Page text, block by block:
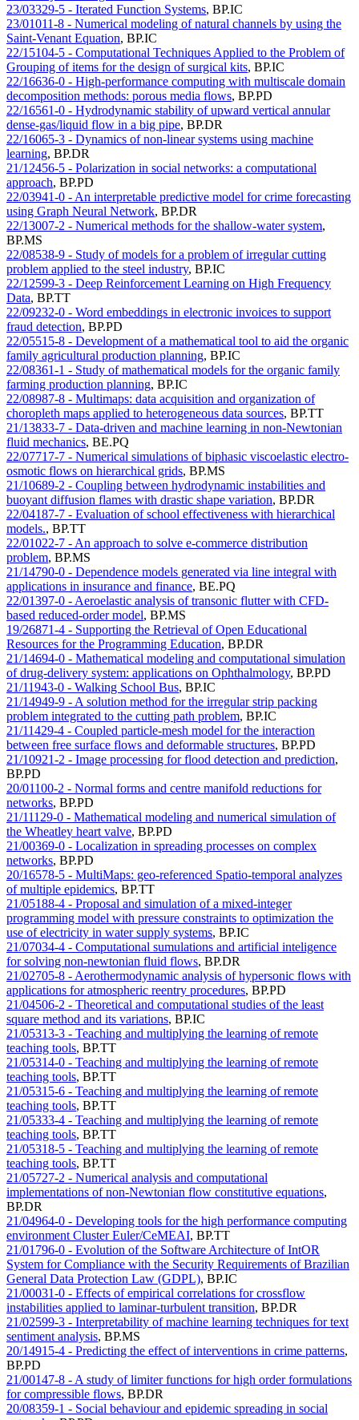
23/03329-5 - Iterated Function Systems, BP.IC
23/01011-8 - Numerical modeling of natural channels by using the
Saint-Venant Equation, BP.IC
22/15104-5 - Computational Techniques Applied to the Problem of
Grouping of items for the design of surgical kits, BP.IC
22/16636-0 - High-performance computing with multiscale domain
decomposition methods: porous media flows, BP.PD
22/16561-0 - Hydrodynamic stability of upward vertical annular
dense-gas/liquid flow in a big pipe, BP.DR
22/16065-3 - Dynamics of non-linear systems using machine
learning, BP.DR
21/12456-5 - Polarization in social networks: a computational
approach, BP.PD
22/03941-0 - An interpretable predictive model for crime forecasting
using Graph Neural Network, BP.DR
22/13007-2 - Numerical methods for the shallow-water system,
BP.MS
22/08538-9 - Study of models for a problem of irregular cutting
problem applied to the steel industry, BP.IC
22/12599-3 - Deep Reinforcement Learning on High Frequency
Data, BP.TT
22/09232-0 - Word embeddings in electronic invoices to support
fraud detection, BP.PD
22/05515-8 - Development of a mathematical tool to aid the organic
family agricultural production planning, BP.IC
22/08361-1 - Study of mathematical models for the organic family
farming production planning, BP.IC
22/08987-8 - Multimaps: data acquisition and organization of
choropleth maps applied to heterogeneous data sources, BP.TT
21/13833-7 - Data-driven and machine learning in non-Newtonian
fluid mechanics, BE.PQ
22/07717-7 - Numerical simulations of biphasic viscoelastic electro-
osmotic flows on hierarchical grids, BP.MS
21/10689-2 - Coupling between hydrodynamic instabilities and
buoyant diffusion flames with drastic shape variation, BP.DR
22/04187-7 - Evaluation of school effectiveness with hierarchical
models., BP.TT
22/01022-7 - An approach to solve e-commerce distribution
problem, BP.MS
21/14790-0 - Dependence models generated via line integral with
applications in insurance and finance, BE.PQ
22/01397-0 - Aeroelastic analysis of transonic flutter with CFD-
based reduced-order model, BP.MS
19/26871-4 - Supporting the Retrieval of Open Educational
Resources for the Programming Education, BP.DR
21/14694-0 - Mathematical modeling and computational simulation
of drug-delivery system: applications on Ophthalmology, BP.PD
21/11943-0 - Walking School Bus, BP.IC
21/14949-9 - A solution method for the irregular strip packing
problem integrated to the cutting path problem, BP.IC
21/11429-4 - Coupled particle-mesh model for the interaction
between free surface flows and deformable structures, BP.PD
21/10921-2 - Image processing for flood detection and prediction,
BP.PD
20/01100-2 - Normal forms and centre manifold reductions for
networks, BP.PD
21/11129-0 - Mathematical modeling and numerical simulation of
the Wheatley heart valve, BP.PD
21/00369-0 - Localization in spreading processes on complex
networks, BP.PD
20/16578-5 - MultiMaps: geo-referenced Spatio-temporal analyzes
of multiple epidemics, BP.TT
21/05188-4 - Proposal and simulation of a mixed-integer
programming model with pressure constraints to optimization the
use of electricity in water supply systems, BP.IC
21/07034-4 - Computational sumulations and artificial inteligence
for solving non-newtonian fluid flows, BP.DR
21/02705-8 - Aerothermodynamic analysis of hypersonic flows with
applications for atmospheric reentry procedures, BP.PD
21/04506-2 - Theoretical and computational studies of the least
square method and its variations, BP.IC
21/05313-3 - Teaching and multiplying the learning of remote
teaching tools, BP.TT
21/05314-0 - Teaching and multiplying the learning of remote
teaching tools, BP.TT
21/05315-6 - Teaching and multiplying the learning of remote
teaching tools, BP.TT
21/05333-4 - Teaching and multiplying the learning of remote
teaching tools, BP.TT
21/05318-5 - Teaching and multiplying the learning of remote
teaching tools, BP.TT
21/05727-2 - Numerical analysis and computational
implementations of non-Newtonian flow constitutive equations,
BP.DR
21/04964-0 - Developing tools for the high performance computing
environment Cluster Euler/CeMEAI, BP.TT
21/01796-0 - Evolution of the Software Architecture of IntOR
System for Compliance with the Security Requirements of Brazilian
General Data Protection Law (GDPL), BP.IC
21/00031-0 - Effects of empirical correlations for crossflow
instabilities applied to laminar-turbulent transition, BP.DR
21/02599-3 - Interpretability of machine learning techniques for text
sentiment analysis, BP.MS
20/14915-4 - Predicting the effect of interventions in crime patterns,
BP.PD
21/00147-8 - A study of limiter functions for high order formulations
for compressible flows, BP.DR
20/08359-1 - Social behaviour and epidemic spreading in social